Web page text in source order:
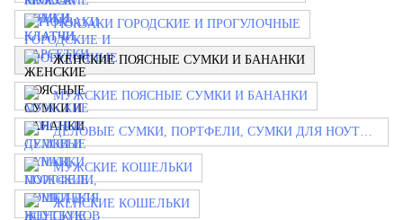
РЮКЗАКИ ГОРОДСКИЕ И ПРОГУЛОЧНЫЕ
ЖЕНСКИЕ ПОЯСНЫЕ СУМКИ И БАНАНКИ
МУЖСКИЕ ПОЯСНЫЕ СУМКИ И БАНАНКИ
ДЕЛОВЫЕ СУМКИ, ПОРТФЕЛИ, СУМКИ ДЛЯ НОУТБУКОВ
МУЖСКИЕ КОШЕЛЬКИ
ЖЕНСКИЕ КОШЕЛЬКИ